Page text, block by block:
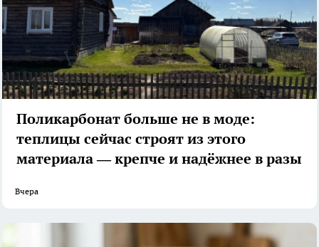
Поликарбонат больше не в моде:
теплицы сейчас строят из этого
материала — крепче и надёжнее в разы
Вчера